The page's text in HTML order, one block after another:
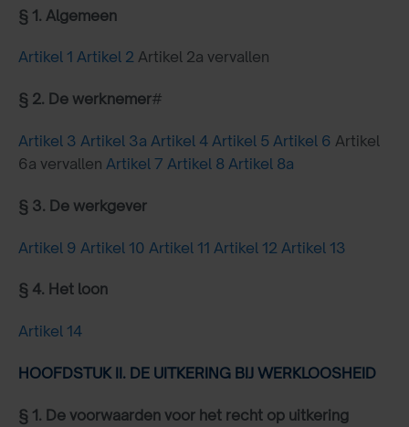
§ 1. Algemeen
Artikel 1 Artikel 2 Artikel 2a vervallen
§ 2. De werknemer#
Artikel 3 Artikel 3a Artikel 4 Artikel 5 Artikel 6 Artikel
6a vervallen Artikel 7 Artikel 8 Artikel 8a
§ 3. De werkgever
Artikel 9 Artikel 10 Artikel 11 Artikel 12 Artikel 13
§ 4. Het loon
Artikel 14
HOOFDSTUK II. DE UITKERING BIJ WERKLOOSHEID
§ 1. De voorwaarden voor het recht op uitkering